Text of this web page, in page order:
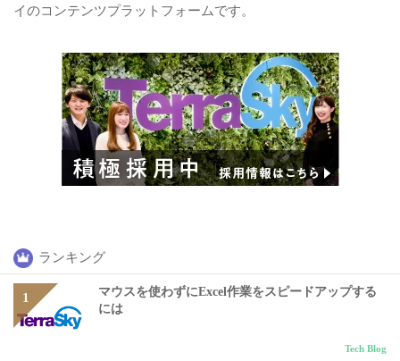
イのコンテンツプラットフォームです。
ランキング
マウスを使わずにExcel作業をスピードアップする
には
Tech Blog